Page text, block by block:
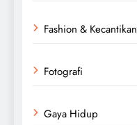
Fashion & Kecantikan
Fotografi
Gaya Hidup